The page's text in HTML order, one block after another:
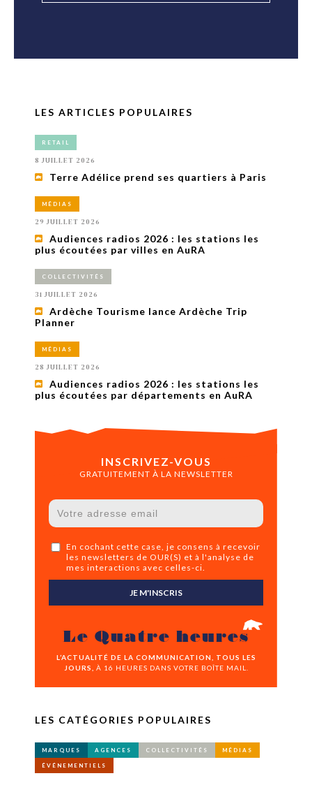
LES ARTICLES POPULAIRES
RETAIL
8 JUILLET 2026
Terre Adélice prend ses quartiers à Paris
MÉDIAS
29 JUILLET 2026
Audiences radios 2026 : les stations les
plus écoutées par villes en AuRA
COLLECTIVITÉS
31 JUILLET 2026
Ardèche Tourisme lance Ardèche Trip
Planner
MÉDIAS
28 JUILLET 2026
Audiences radios 2026 : les stations les
plus écoutées par départements en AuRA
INSCRIVEZ-VOUS
GRATUITEMENT À LA NEWSLETTER
En cochant cette case, je consens à recevoir
les newsletters de OUR(S) et à l'analyse de
mes interactions avec celles-ci.
JE M'INSCRIS
Le Quatre heures
L’ACTUALITÉ DE LA COMMUNICATION, TOUS LES
JOURS,
À 16 HEURES DANS VOTRE BOÎTE MAIL.
LES CATÉGORIES POPULAIRES
MARQUES AGENCES COLLECTIVITÉS MÉDIAS
ÉVÉNEMENTIELS